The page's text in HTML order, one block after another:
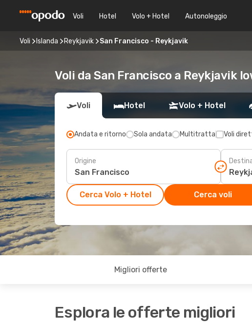
Voli Hotel Volo + Hotel Autonoleggio
Voli Islanda Reykjavik San Francisco - Reykjavik
Voli da San Francisco a Reykjavik
Voli Hotel Volo + Hotel
Andata e ritorno Sola andata Multitratta Voli
Origine
Cerca Volo + Hotel Cerca voli
Migliori offerte
Esplora le offerte migliori